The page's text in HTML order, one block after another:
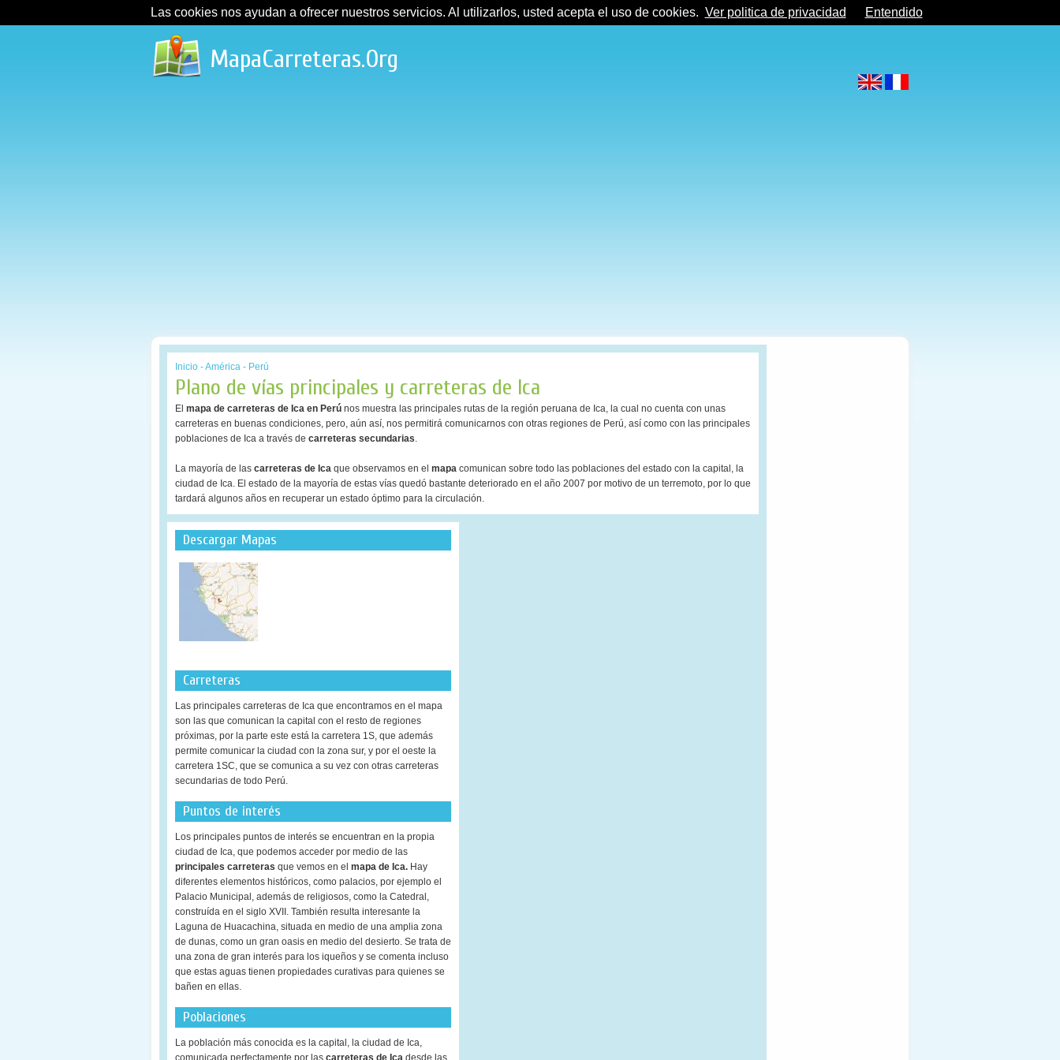
MapaCarreteras.Org
Inicio -América - Perú
Plano de vías principales y carreteras de Ica
El mapa de carreteras de Ica en Perú nos muestra las principales rutas de la región peruana de Ica, la cual no cuenta con unas
carreteras en buenas condiciones, pero, aún así, nos permitirá comunicarnos con otras regiones de Perú, así como con las principales
poblaciones de Ica a través de carreteras secundarias.
La mayoría de las carreteras de Ica que observamos en el mapa comunican sobre todo las poblaciones del estado con la capital, la
ciudad de Ica. El estado de la mayoría de estas vías quedó bastante deteriorado en el año 2007 por motivo de un terremoto, por lo que
tardará algunos años en recuperar un estado óptimo para la circulación.
Descargar Mapas
Carreteras
Las principales carreteras de Ica que encontramos en el mapa
son las que comunican la capital con el resto de regiones
próximas, por la parte este está la carretera 1S, que además
permite comunicar la ciudad con la zona sur, y por el oeste la
carretera 1SC, que se comunica a su vez con otras carreteras
secundarias de todo Perú.
Puntos de interés
Los principales puntos de interés se encuentran en la propia
ciudad de Ica, que podemos acceder por medio de las
principales carreteras que vemos en el mapa de Ica. Hay
diferentes elementos históricos, como palacios, por ejemplo el
Palacio Municipal, además de religiosos, como la Catedral,
construída en el siglo XVII. También resulta interesante la
Laguna de Huacachina, situada en medio de una amplia zona
de dunas, como un gran oasis en medio del desierto. Se trata de
una zona de gran interés para los iqueños y se comenta incluso
que estas aguas tienen propiedades curativas para quienes se
bañen en ellas.
Poblaciones
La población más conocida es la capital, la ciudad de Ica,
comunicada perfectamente por las carreteras de Ica desde las
Las cookies nos ayudan a ofrecer nuestros servicios. Al utilizarlos, usted acepta el uso de cookies. Ver politica de privacidad Entendido